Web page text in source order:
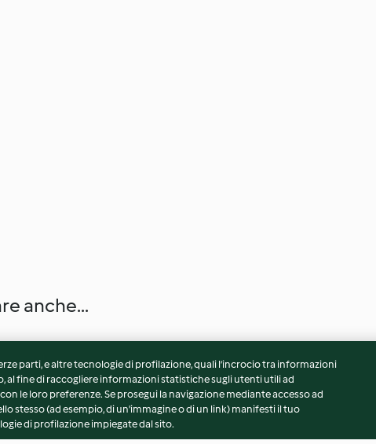
anche...
parti, e altre tecnologie di profilazione, quali l’incrocio tra informazioni
al fine di raccogliere informazioni statistiche sugli utenti utili ad
le loro preferenze. Se prosegui la navigazione mediante accesso ad
stesso (ad esempio, di un'immagine o di un link) manifesti il tuo
di profilazione impiegate dal sito.